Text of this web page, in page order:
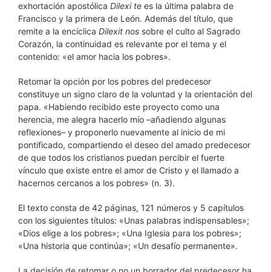
exhortación apostólica Dilexi te es la última palabra de
Francisco y la primera de León. Además del título, que
remite a la encíclica Dilexit nos sobre el culto al Sagrado
Corazón, la continuidad es relevante por el tema y el
contenido: «el amor hacia los pobres».
Retomar la opción por los pobres del predecesor
constituye un signo claro de la voluntad y la orientación del
papa. «Habiendo recibido este proyecto como una
herencia, me alegra hacerlo mío –añadiendo algunas
reflexiones– y proponerlo nuevamente al inicio de mi
pontificado, compartiendo el deseo del amado predecesor
de que todos los cristianos puedan percibir el fuerte
vínculo que existe entre el amor de Cristo y el llamado a
hacernos cercanos a los pobres» (n. 3).
El texto consta de 42 páginas, 121 números y 5 capítulos
con los siguientes títulos: «Unas palabras indispensables»;
«Dios elige a los pobres»; «Una Iglesia para los pobres»;
«Una historia que continúa»; «Un desafío permanente».